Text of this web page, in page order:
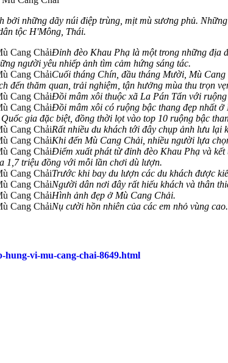
bởi những dãy núi điệp trùng, mịt mù sương phủ.
tộc H'Mông, Thái.
Đỉnh đèo Khau Phạ là một trong những địa
người yêu nhiếp ảnh tìm cảm hứng sáng tác.
Cuối tháng Chín, đầu tháng Mười, Mù
đến thăm quan, trải nghiệm, tận hưởng mùa thu trọn
Đồi mâm xôi thuộc xã La Pán Tẩn với
Đồi mâm xôi có ruộng bậc thang đẹp nhất
gia đặc biệt, đồng thời lọt vào top 10 ruộng bậc
Rất nhiều du khách tới đây chụp ảnh lưu lại
Khi đến Mù Cang Chải, nhiều người lựa
Điểm xuất phát từ đỉnh đèo Khau Phạ và
1,7 triệu đồng với mỗi lần chơi dù lượn.
Trước khi bay du lượn các du khách được
Người dân nơi đây rất hiếu khách và thân
Hình ảnh đẹp ở Mù Cang Chải.
Nụ cười hồn nhiên của các em nhỏ vùng cao.
hung-vi-mu-cang-chai-8649.html